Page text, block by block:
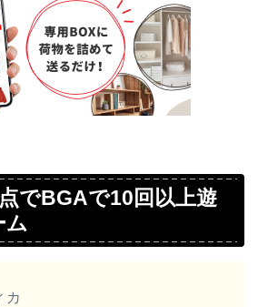
でBGAで10回以上遊
ム
カ